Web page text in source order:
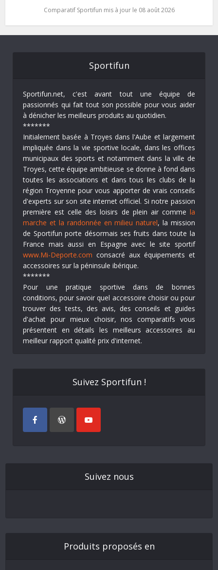
Comparatif Sportifun mis à jour le 08 août 2026
Sportifun
Sportifun.net, c'est avant tout une équipe de
passionnés qui fait tout son possible pour vous aider
à dénicher les meilleurs produits au quotidien.
*******
Initialement basée à Troyes dans l'Aube et largement
impliquée dans la vie sportive locale, dans les offices
municipaux des sports et notamment dans la ville de
Troyes, cette équipe ambitieuse se donne à fond dans
toutes les associations et dans tous les clubs de la
région Troyenne pour vous apporter de vrais conseils
d'experts sur son site internet officiel. Si notre passion
première est celle des loisirs de plein air comme la
marche et la randonnée en milieu naturel, la mission
de Sportifun porte désormais ses fruits dans toute la
France mais aussi en Espagne avec le site sportif
www.Mi-Deporte.com consacré aux équipements et
accessoires sur la péninsule ibérique.
*******
Pour une pratique sportive dans de bonnes
conditions, pour savoir quel accessoire choisir ou pour
trouver des tests, des avis, des conseils et guides
d'achat pour mieux choisir, nos comparatifs vous
présentent en détails les meilleurs accessoires au
meilleur rapport qualité prix d'internet.
Suivez Sportifun !
Suivez nous
Produits proposés en